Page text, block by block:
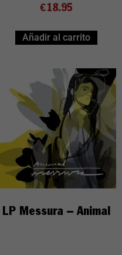
€18.95
Añadir al carrito
LP Messura – Animal